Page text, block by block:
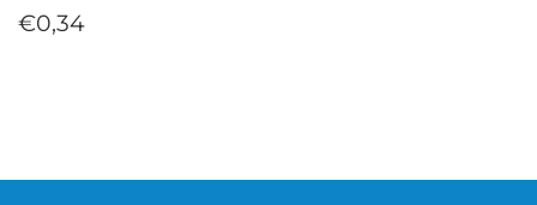
Normale
prijs
€0,34€0,34